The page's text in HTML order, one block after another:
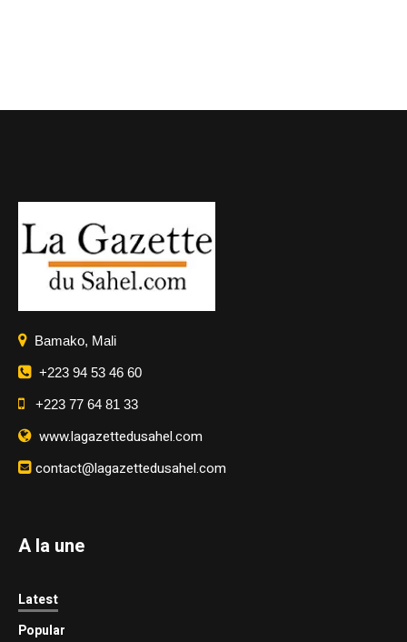
Bamako, Mali
+223 94 53 46 60
+223 77 64 81 33
www.lagazettedusahel.com
contact@lagazettedusahel.com
A la une
Latest
Popular